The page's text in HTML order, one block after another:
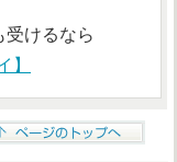
受けるなら
】